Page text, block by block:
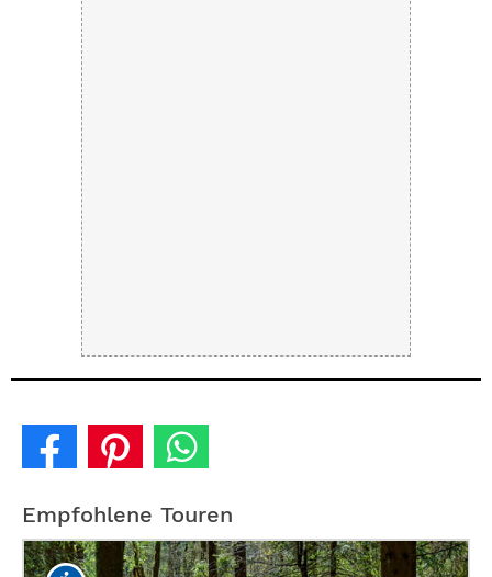
Empfohlene Touren